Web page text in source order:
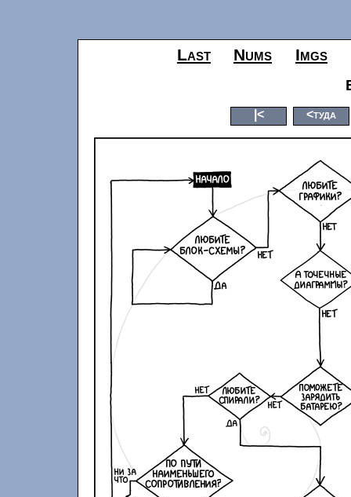
Last Nums Imgs
|< <туда